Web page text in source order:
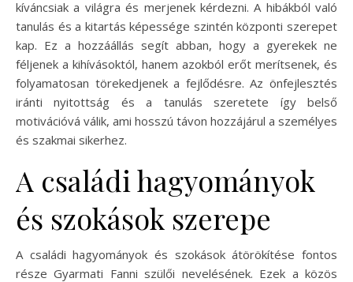
kíváncsiak a világra és merjenek kérdezni. A hibákból való
tanulás és a kitartás képessége szintén központi szerepet
kap. Ez a hozzáállás segít abban, hogy a gyerekek ne
féljenek a kihívásoktól, hanem azokból erőt merítsenek, és
folyamatosan törekedjenek a fejlődésre. Az önfejlesztés
iránti nyitottság és a tanulás szeretete így belső
motivációvá válik, ami hosszú távon hozzájárul a személyes
és szakmai sikerhez.
A családi hagyományok
és szokások szerepe
A családi hagyományok és szokások átörökítése fontos
része Gyarmati Fanni szülői nevelésének. Ezek a közös